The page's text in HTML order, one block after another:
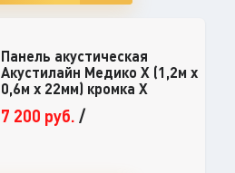
Панель акустическая
Акустилайн Медико X (1,2м х
0,6м х 22мм) кромка Х
7 200 руб. /